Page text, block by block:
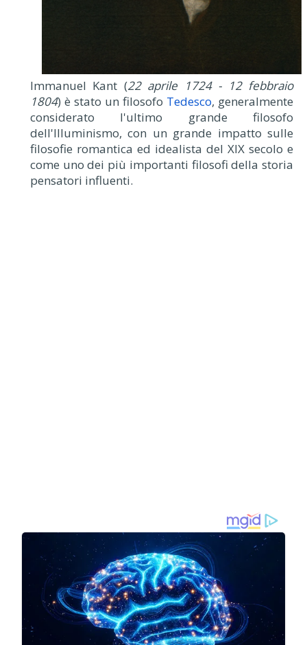
Immanuel Kant (22 aprile 1724 - 12 febbraio
1804) è stato un filosofo Tedesco, generalmente
considerato l'ultimo grande filosofo
dell'Illuminismo, con un grande impatto sulle
filosofie romantica ed idealista del XIX secolo e
come uno dei più importanti filosofi della storia
pensatori influenti.